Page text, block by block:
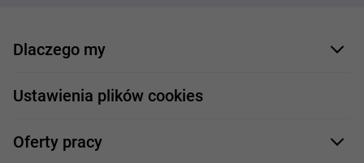
Dlaczego my
Nasi pracownicy
Nasze projekty
Ustawienia plików cookies
Oferty pracy